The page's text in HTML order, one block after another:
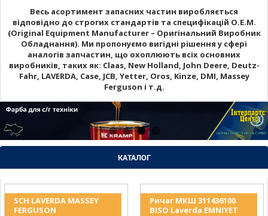
Весь асортимент запасних частин виробляється
відповідно до строгих стандартів та специфікацій O.E.M.
(Original Equipment Manufacturer – Оригінальний Виробник
Обладнання). Ми пропонуємо вигідні рішення у сфері
аналогів запчастин, що охоплюють всіх основних
виробників, таких як: Claas, New Holland, John Deere, Deutz-
Fahr, LAVERDA, Case, JCB, Yetter, Oros, Kinze, DMI, Massey
Ferguson і т.д.
КАТАЛОГ
SCH LAVERDA MASSEY
FERGUSON
Ричаг МКШ 311436100
BISO Laverda EMNIYET